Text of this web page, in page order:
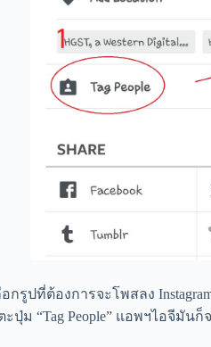
กรูปที่ต้องการจะโพสลง
ะปุ่ม “Tag People” แอพฯไอจีมั